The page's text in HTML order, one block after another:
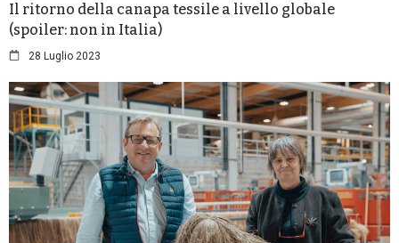
Il ritorno della canapa tessile a livello globale
(spoiler: non in Italia)
28 Luglio 2023